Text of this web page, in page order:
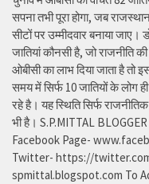
सपना तभी पूरा होगा, जब
सीटों पर उम्मीदवार बनाया
जातियां कौनसी है, जो राजनीति
ओबीसी का लाभ दिया जाता है तो
समय में सिर्फ 10 जातियों के लोग
रहे है। यह स्थिति सिर्फ
भी है। S.P.MITTAL
Facebook Page-
Twitter- https://
spmittal.blogspot.com To